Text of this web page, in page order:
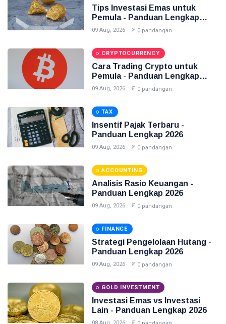
Tips Investasi Emas untuk
Pemula - Panduan Lengkap
2026
09 Aug, 2026 0 pandangan
CRYPTOCURRENCY
Cara Trading Crypto untuk
Pemula - Panduan Lengkap
2026
09 Aug, 2026 0 pandangan
TAX
Insentif Pajak Terbaru -
Panduan Lengkap 2026
09 Aug, 2026 0 pandangan
ACCOUNTING
Analisis Rasio Keuangan -
Panduan Lengkap 2026
09 Aug, 2026 0 pandangan
FINANCE
Strategi Pengelolaan Hutang -
Panduan Lengkap 2026
09 Aug, 2026 0 pandangan
GOLD INVESTMENT
Investasi Emas vs Investasi
Lain - Panduan Lengkap 2026